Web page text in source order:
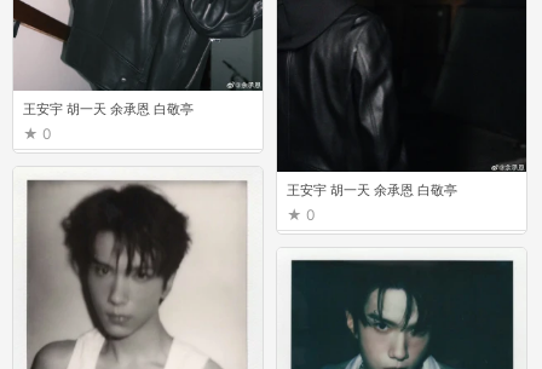
王安宇 胡一天 余承恩 白敬亭
0
王安宇 胡一天 余承恩 白敬亭
0